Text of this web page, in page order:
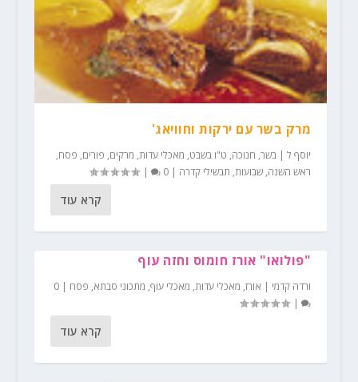
מרק בשר עם ירקות וחוויאג'
יוסף ל| בשר, חנוכה, ט"ו בשבט, מאכלי עדות, מרקים, פורים, פסח,
ראש השנה, שבועות, תבשילי קדרה |
0
|
קרא עוד
"פולואו" אורז חומוס וחזה עוף
ורדה קדמי | אורז, מאכלי עדות, מאכלי עוף, מתכוני סבתא, פסח |
0
|
קרא עוד